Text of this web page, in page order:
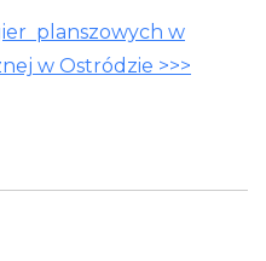
planszowych w
w Ostródzie >>>